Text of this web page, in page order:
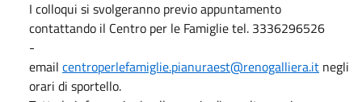
I colloqui si svolgeranno previo appuntamento
contattando il Centro per le Famiglie tel. 3336296526
-
email centroperlefamiglie.pianuraest@renogalliera.it negli
orari di sportello.